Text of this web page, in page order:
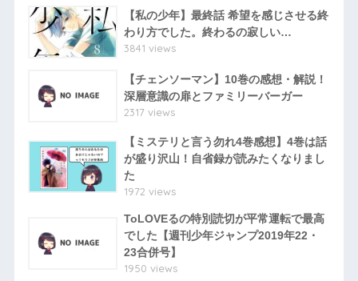
【私の少年】最終話 希望を感じさせる終
わり方でした。終わるの寂しい…
3841 views
【チェンソーマン】10巻の感想・解説！
深層意識の扉とファミリーバーガー
2317 views
【ミステリと言う勿れ4巻感想】4巻は話
が盛り沢山！自省録が読みたくなりまし
た
1972 views
ToLOVEるの特別読切が平常運転で最高
でした【週刊少年ジャンプ2019年22・
23合併号】
1950 views